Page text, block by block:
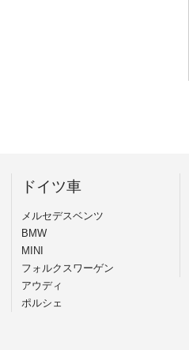
ドイツ車
メルセデスベンツ
BMW
MINI
フォルクスワーゲン
アウディ
ポルシェ